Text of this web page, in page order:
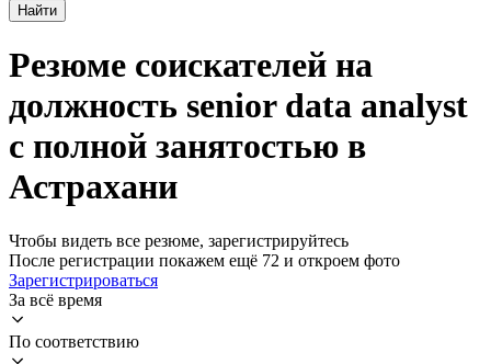
Найти
Резюме соискателей на
должность senior data analyst
с полной занятостью в
Астрахани
Чтобы видеть все резюме, зарегистрируйтесь
После регистрации покажем ещё 72 и откроем фото
Зарегистрироваться
За всё время
По соответствию